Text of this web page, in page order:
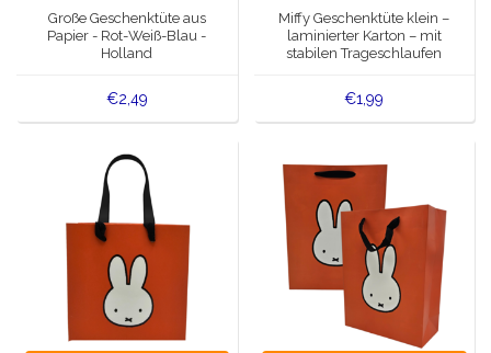
Große Geschenktüte aus
Papier - Rot-Weiß-Blau -
Holland
€2,49
Miffy Geschenktüte klein –
laminierter Karton – mit
stabilen Trageschlaufen
€1,99